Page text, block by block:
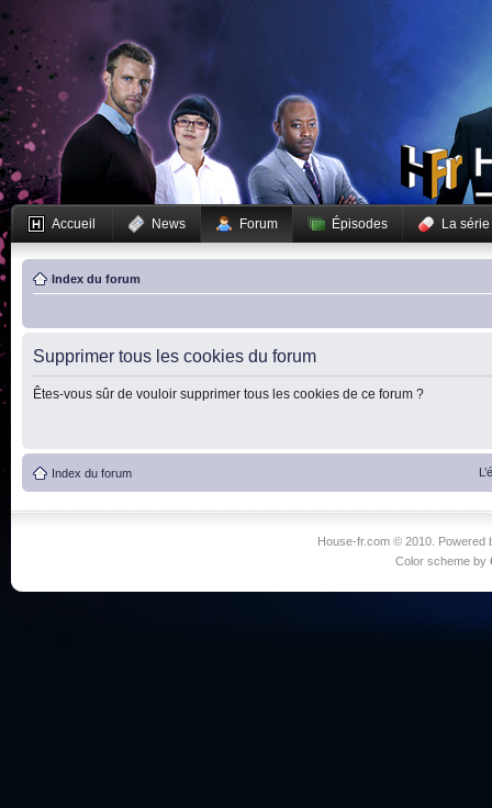
Accueil News Forum Épisodes La série
Index du forum
Supprimer tous les cookies du forum
Êtes-vous sûr de vouloir supprimer tous les cookies de ce forum ?
Index du forum
House-fr.com © 2010. Powered
Color scheme by